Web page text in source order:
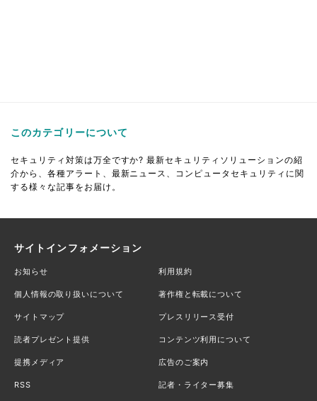
このカテゴリーについて
セキュリティ対策は万全ですか? 最新セキュリティソリューションの紹
介から、各種アラート、最新ニュース、コンピュータセキュリティに関
する様々な記事をお届け。
サイトインフォメーション
お知らせ 利用規約
個人情報の取り扱いについて 著作権と転載について
サイトマップ プレスリリース受付
読者プレゼント提供 コンテンツ利用について
提携メディア 広告のご案内
RSS 記者・ライター募集